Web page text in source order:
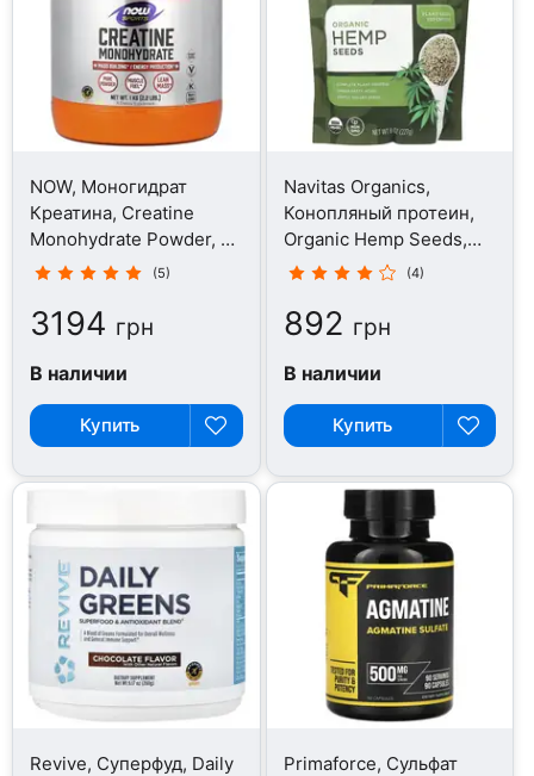
NOW, Моногидрат
Креатина, Creatine
Monohydrate Powder, 1
кг
(5)
3194 грн
В наличии
Купить
Navitas Organics,
Конопляный протеин,
Organic Hemp Seeds,
227 г
(4)
892 грн
В наличии
Купить
Revive, Суперфуд, Daily
Primaforce, Сульфат